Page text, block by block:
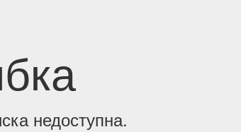
недоступна.